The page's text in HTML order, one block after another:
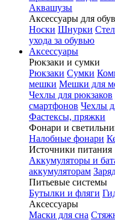
Аквашузы
Аксессуары для
Носки Шнурки
ухода за обувью
Аксессуары
Рюкзаки и сумки
Рюкзаки Сумки
мешки Мешки для
Чехлы для рюкзаков
смартфонов Чехлы
Фастексы, пряжки
Фонари и
Налобные фонари
Источники питания
Аккумуляторы и
аккумуляторам
Питьевые системы
Бутылки и фляги
Аксессуары
Маски для сна